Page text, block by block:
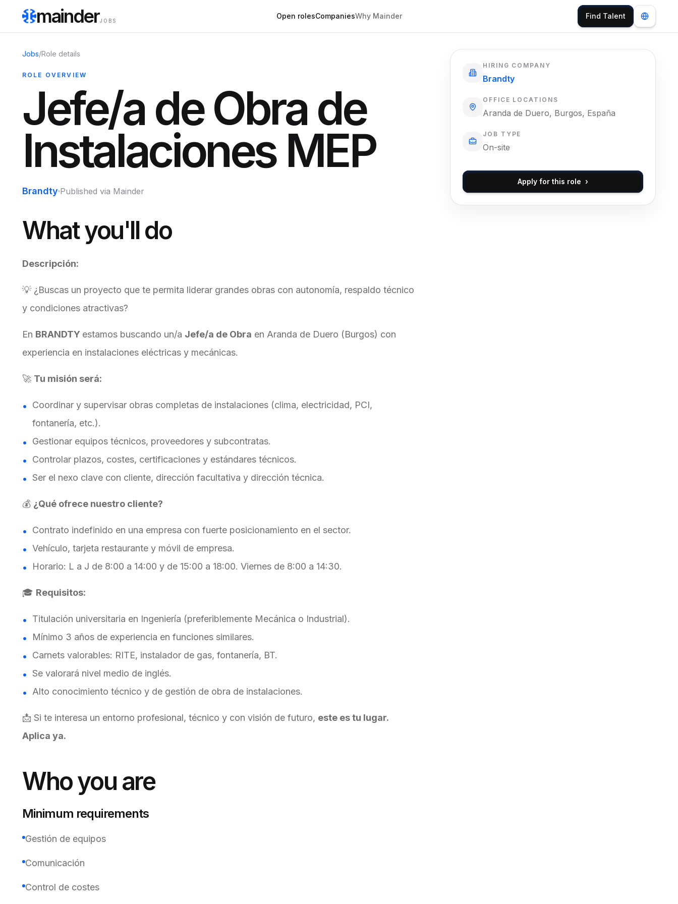
mainderJOBS
Open rolesCompaniesWhy Mainder Find Talent
Jobs/Role details
ROLE OVERVIEW
Jefe/a de Obra de
Instalaciones MEP
Brandty Published via Mainder
What you'll do
Descripción:
💡 ¿Buscas un proyecto que te permita liderar grandes obras con autonomía, respaldo técnico
y condiciones atractivas?
En BRANDTY estamos buscando un/a Jefe/a de Obra en Aranda de Duero (Burgos) con
experiencia en instalaciones eléctricas y mecánicas.
🚀 Tu misión será:
Coordinar y supervisar obras completas de instalaciones (clima, electricidad, PCI,
fontanería, etc.).
Gestionar equipos técnicos, proveedores y subcontratas.
Controlar plazos, costes, certificaciones y estándares técnicos.
Ser el nexo clave con cliente, dirección facultativa y dirección técnica.
💰 ¿Qué ofrece nuestro cliente?
Contrato indefinido en una empresa con fuerte posicionamiento en el sector.
Vehículo, tarjeta restaurante y móvil de empresa.
Horario: L a J de 8:00 a 14:00 y de 15:00 a 18:00. Viernes de 8:00 a 14:30.
🎓 Requisitos:
Titulación universitaria en Ingeniería (preferiblemente Mecánica o Industrial).
Mínimo 3 años de experiencia en funciones similares.
Carnets valorables: RITE, instalador de gas, fontanería, BT.
Se valorará nivel medio de inglés.
Alto conocimiento técnico y de gestión de obra de instalaciones.
📩 Si te interesa un entorno profesional, técnico y con visión de futuro, este es tu lugar.
Aplica ya.
Who you are
Minimum requirements
Gestión de equipos
Comunicación
Control de costes
HIRING COMPANY
Brandty
OFFICE LOCATIONS
Aranda de Duero, Burgos, España
JOB TYPE
On-site
Apply for this role ›